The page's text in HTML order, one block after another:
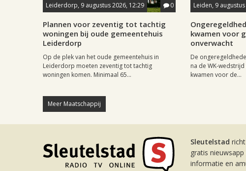
Leiderdorp, 9 augustus 2026, 12:29 0
Plannen voor zeventig tot tachtig
woningen bij oude gemeentehuis
Leiderdorp
Op de plek van het oude gemeentehuis in
Leiderdorp moeten zeventig tot tachtig
woningen komen. Minimaal 65...
Leiden, 9
kwamen voor
onverwacht
De
na de WK-
kwamen voor de...
Meer Maatschappij
Sleutelstad
gratis
informatie en